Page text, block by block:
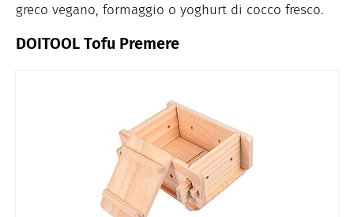
greco vegano, formaggio o yoghurt di cocco fresco.
DOITOOL Tofu Premere